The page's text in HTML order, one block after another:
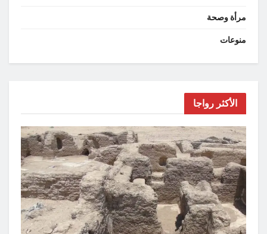
مرأة وصحة
منوعات
الأكثر رواجا